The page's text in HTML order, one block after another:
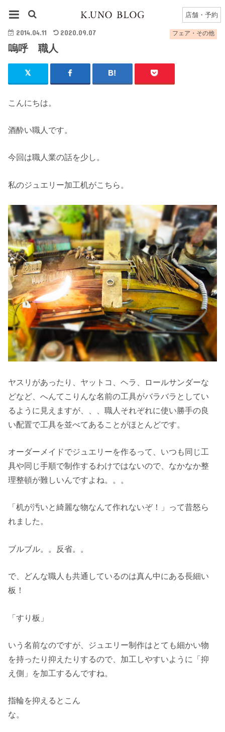
店舗・予約
フェア・その他
2014.04.11 2020.09.07
嗚呼 職人
こんにちは。
酒酔い職人です。
今回は職人業の話を少し。
私のジュエリー加工机がこちら。
ヤスリがあったり、ヤットコ、ヘラ、ロールサンダーな
どなど、へんてこりんな名前の工具がバラバラとしてい
るように見えますが、、、職人それぞれに使い勝手の良
い配置で工具を並べてあることがほとんどです。
オーダーメイドでジュエリーを作るって、いつも同じ工
具や同じ手順で制作するわけではないので、なかなか整
理整頓が難しいんですよね。。。
「机が汚いと綺麗な物なんて作れないぞ！」って昔怒ら
れました。
ブルブル。。反省。。
で、どんな職人も共通しているのは真ん中にある長細い
板！
「すり板」
いう名前なのですが、ジュエリー制作はとても細かい物
を持ったり抑えたりするので、加工しやすいように「抑
え側」を加工するんですね。
指輪を抑えるとこん
な。